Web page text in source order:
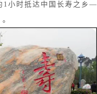
1小时抵达中国长寿之乡—